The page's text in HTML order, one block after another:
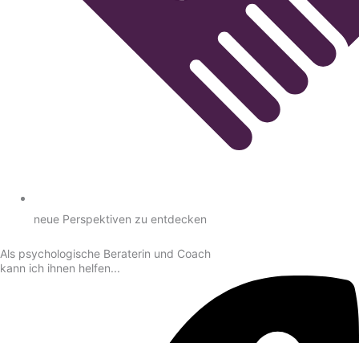
neue Perspektiven zu entdecken
Als psycholo­gische Bera­terin und Coach
kann ich ihnen helfen...